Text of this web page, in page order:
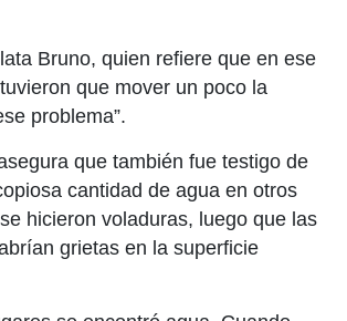
Bruno, quien refiere que en ese
que mover un poco la
problema”.
que también fue testigo de
cantidad de agua en otros
hicieron voladuras, luego que las
grietas en la superficie